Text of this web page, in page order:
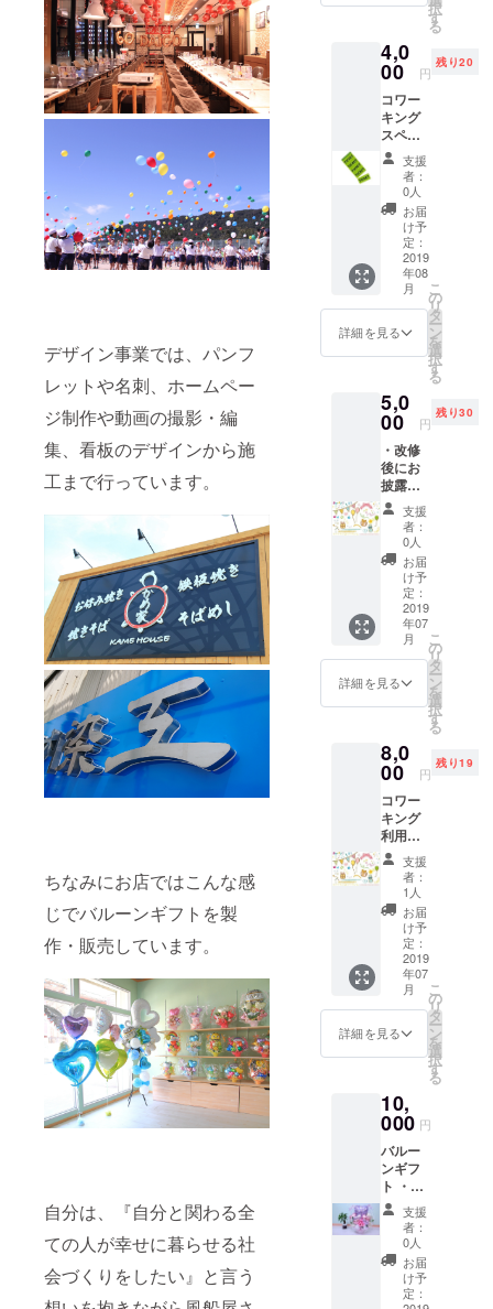
デザイン事業では、パンフ
レットや名刺、ホームペー
ジ制作や動画の撮影・編
集、看板のデザインから施
工まで行っています。
ちなみにお店ではこんな感
じでバルーンギフトを製
作・販売しています。
自分は、『自分と関わる全
ての人が幸せに暮らせる社
会づくりをしたい』と言う
択
す
る
4,0
00 円
残り20
コワー
キング
スペー
ス利用
回数券
・400円
×11枚綴
り（有
効期限
無し）
・お礼
のメッ
セージ
をメー
ルにて
お送り
す。
支援
者：
0人
お届
け予
定：
2019
年08
月
詳細を見る
こ
の
リ
タ
ー
ン
を
選
択
す
る
5,0
00 円
残り30
・改修
後にお
披露目
パー
ティー
（軽食
もご用
意しま
す）に
ご招待
させて
いただ
きま
す。 場
所はふ
らっと
市神爪1
丁目1-
8-103-
2F』に
て、開
催は8月
を予定
してい
ます。
詳細に
かんし
ては
メール
にてご
連絡さ
せてい
ただき
ティー
当日に
お渡し
しま
す。
注：現
地まで
の交通
費はご
自身で
ご負担
お願い
支援
者：
0人
お届
け予
定：
2019
年07
月
詳細を見る
こ
の
リ
タ
ー
ン
を
選
択
す
る
8,0
00 円
残り19
コワー
キング
利用回
数券+お
披露目
パー
ティー
ご招待
・400円
×11枚綴
り（有
効期限
無し）
・改修
後にお
披露目
ティー
（軽食
もご用
意しま
す）に
ご招待
させて
いただ
きま
す。 ・
お礼の
メッ
支援
者：
1人
お届
け予
定：
2019
年07
月
詳細を見る
こ
の
リ
タ
ー
ン
を
選
択
す
る
10,
000 円
バルー
ンギフ
ト ・誕
生日、
出産祝
い、開
店祝い
等様々
なお祝
支援
者：
0人
お届
け予
定：